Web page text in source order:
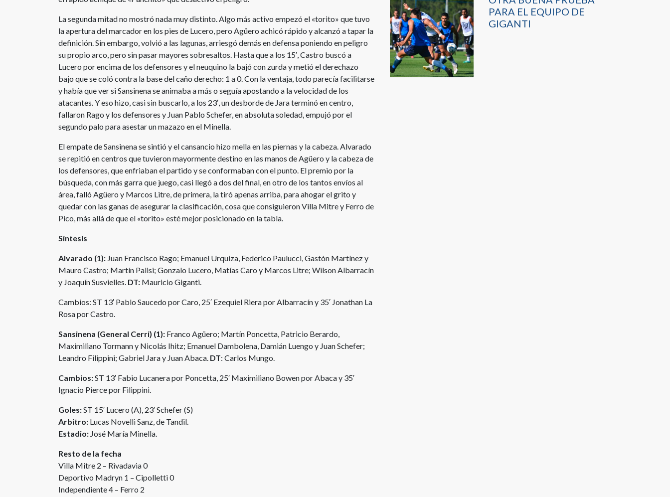
La segunda mitad no mostró nada muy distinto. Algo más activo empezó el «torito» que tuvo
la apertura del marcador en los pies de Lucero, pero Agüero achicó rápido y alcanzó a tapar la
definición. Sin embargo, volvió a las lagunas, arriesgó demás en defensa poniendo en peligro
su propio arco, pero sin pasar mayores sobresaltos. Hasta que a los 15′, Castro buscó a
Lucero por encima de los defensores y el neuquino la bajó con zurda y metió el derechazo
bajo que se coló contra la base del caño derecho: 1 a 0. Con la ventaja, todo parecía facilitarse
y había que ver si Sansinena se animaba a más o seguía apostando a la velocidad de los
atacantes. Y eso hizo, casi sin buscarlo, a los 23′, un desborde de Jara terminó en centro,
fallaron Rago y los defensores y Juan Pablo Schefer, en absoluta soledad, empujó por el
segundo palo para asestar un mazazo en el Minella.
El empate de Sansinena se sintió y el cansancio hizo mella en las piernas y la cabeza. Alvarado
se repitió en centros que tuvieron mayormente destino en las manos de Agüero y la cabeza de
los defensores, que enfriaban el partido y se conformaban con el punto. El premio por la
búsqueda, con más garra que juego, casi llegó a dos del final, en otro de los tantos envíos al
área, falló Agüero y Marcos Litre, de primera, la tiró apenas arriba, para ahogar el grito y
quedar con las ganas de asegurar la clasificación, cosa que consiguieron Villa Mitre y Ferro de
Pico, más allá de que el «torito» esté mejor posicionado en la tabla.
Síntesis
Alvarado (1): Juan Francisco Rago; Emanuel Urquiza, Federico Paulucci, Gastón Martínez y
Mauro Castro; Martín Palisi; Gonzalo Lucero, Matías Caro y Marcos Litre; Wilson Albarracín
y Joaquín Susvielles. DT: Mauricio Giganti.
Cambios: ST 13′ Pablo Saucedo por Caro, 25′ Ezequiel Riera por Albarracín y 35′ Jonathan La
Rosa por Castro.
Sansinena (General Cerri) (1): Franco Agüero; Martín Poncetta, Patricio Berardo,
Maximiliano Tormann y Nicolás Ihitz; Emanuel Dambolena, Damián Luengo y Juan Schefer;
Leandro Filippini; Gabriel Jara y Juan Abaca. DT: Carlos Mungo.
Cambios:ST 13′ Fabio Lucanera por Poncetta, 25′ Maximiliano Bowen por Abaca y 35′
Ignacio Pierce por Filippini.
Goles:ST 15′ Lucero (A), 23′ Schefer (S)
Arbitro: Lucas Novelli Sanz, de Tandil.
Estadio: José María Minella.
Resto de la fecha
Villa Mitre 2 – Rivadavia 0
Deportivo Madryn 1 – Cipolletti 0
Independiente 4 – Ferro 2
PARA EL EQUIPO DE
GIGANTI